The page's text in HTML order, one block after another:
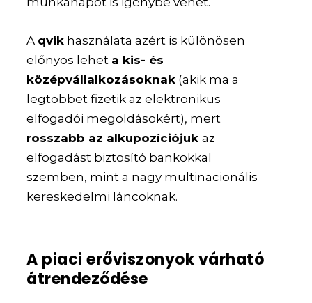
A qvik használata azért is különösen
előnyös lehet a kis- és
középvállalkozásoknak (akik ma a
legtöbbet fizetik az elektronikus
elfogadói megoldásokért), mert
rosszabb az alkupozíciójukaz
elfogadást biztosító bankokkal
szemben, mint a nagy multinacionális
kereskedelmi láncoknak.
A piaci erőviszonyok várható
átrendeződése